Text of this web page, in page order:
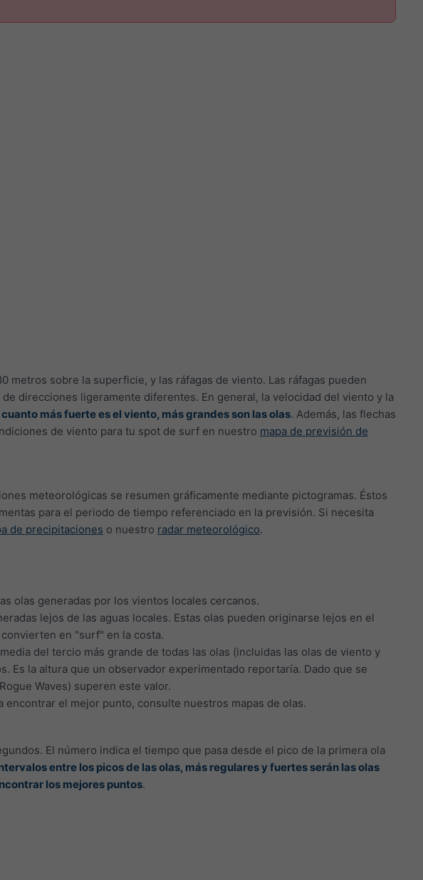
metros sobre la superficie, y las ráfagas de viento. Las ráfagas pueden
direcciones ligeramente diferentes. En general, la velocidad del viento y la
cuanto más fuerte es el viento, más grandes son las olas. Además, las flechas
de viento para tu spot de surf en nuestro mapa de previsión de
meteorológicas se resumen gráficamente mediante pictogramas. Éstos
para el periodo de tiempo referenciado en la previsión. Si necesita
de precipitaciones o nuestro radar meteorológico.
olas generadas por los vientos locales cercanos.
lejos de las aguas locales. Estas olas pueden originarse lejos en el
en "surf" en la costa.
del tercio más grande de todas las olas (incluidas las olas de viento y
Es la altura que un observador experimentado reportaría. Dado que se
Waves) superen este valor.
el mejor punto, consulte nuestros mapas de olas.
El número indica el tiempo que pasa desde el pico de la primera ola
entre los picos de las olas, más regulares y fuertes serán las olas
los mejores puntos.